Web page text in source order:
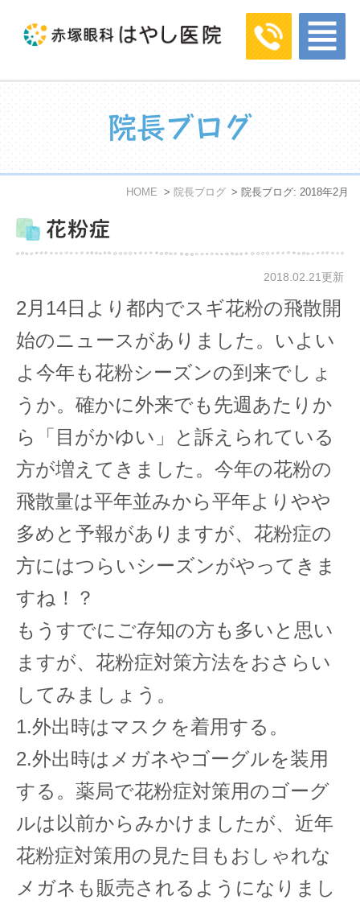
院長ブログ
HOME 院長ブログ 院長ブログ: 2018年2月
花粉症
2018.02.21更新
2月14日より都内でスギ花粉の飛散開
始のニュースがありました。いよい
よ今年も花粉シーズンの到来でしょ
うか。確かに外来でも先週あたりか
ら「目がかゆい」と訴えられている
方が増えてきました。今年の花粉の
飛散量は平年並みから平年よりやや
多めと予報がありますが、花粉症の
方にはつらいシーズンがやってきま
すね！？
もうすでにご存知の方も多いと思い
ますが、花粉症対策方法をおさらい
してみましょう。
1.外出時はマスクを着用する。
2.外出時はメガネやゴーグルを装用
する。薬局で花粉症対策用のゴーグ
ルは以前からみかけましたが、近年
花粉症対策用の見た目もおしゃれな
メガネも販売されるようになりまし